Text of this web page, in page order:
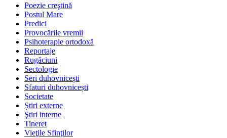
Poezie creştină
Postul Mare
Predici
Provocările vremii
Psihoterapie ortodoxă
Reportaje
Rugăciuni
Sectologie
Seri duhovnicești
Sfaturi duhovnicești
Societate
Știri externe
Ştiri interne
Tineret
Vieţile Sfinţilor